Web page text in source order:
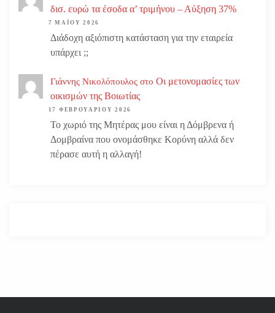
δισ. ευρώ τα έσοδα α’ τριμήνου – Αύξηση 37%
7 ΜΑΪ́ΟΥ 2026
Διάδοχη αξιόπιστη κατάσταση για την εταιρεία
υπάρχει ;;
Γιάννης Νικολόπουλος στο Οι μετονομασίες των
οικισμών της Βοιωτίας
17 ΦΕΒΡΟΥΑΡΊΟΥ 2026
Το χωριό της Μητέρας μου είναι η Δόμβρενα ή
Δομβραίνα που ονομάσθηκε Κορύνη αλλά δεν
πέρασε αυτή η αλλαγή!